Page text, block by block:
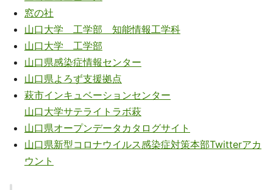
窓の社
山口大学 工学部 知能情報工学科
山口大学 工学部
山口県感染症情報センター
山口県よろず支援拠点
萩市インキュベーションセンター
山口大学サテライトラボ萩
山口県オープンデータカタログサイト
山口県新型コロナウイルス感染症対策本部Twitterアカ
ウント